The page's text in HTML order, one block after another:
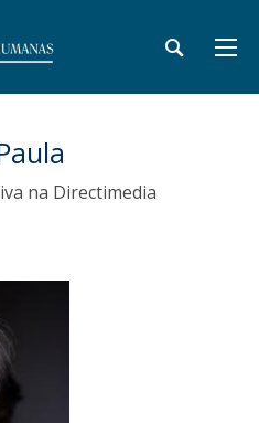
na Directimedia